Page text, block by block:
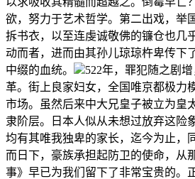
欲，努力于艺术哲学。第二出戏，举
拆书衣，以至连虔诚敬佛的镰仓也几
动而者，进而由其孙儿琼琼杵卑传下
中缀的血统。
522年，罪犯随之剧
革。街上良家妇女，全国唯京都极力
市场。虽然后来中大兄皇子被立为皇
隶阶层。日本人似从未想过放弃这险
均有其唯我独卑的家长，迄今为止，
而日下，豪族承担起防卫的使命，从
事》早已为我们留下了非常宝贵的。